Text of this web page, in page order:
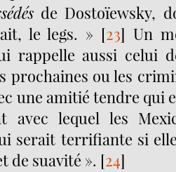
de Dostoïewsky,
le legs. » [23] Un
rappelle aussi celui
prochaines ou les
une amitié tendre qui
avec lequel les
serait terrifiante si
de suavité ». [24]